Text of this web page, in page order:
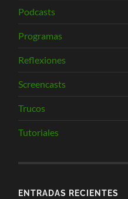
Podcasts
Programas
Reflexiones
Screencasts
Trucos
Tutoriales
ENTRADAS RECIENTES